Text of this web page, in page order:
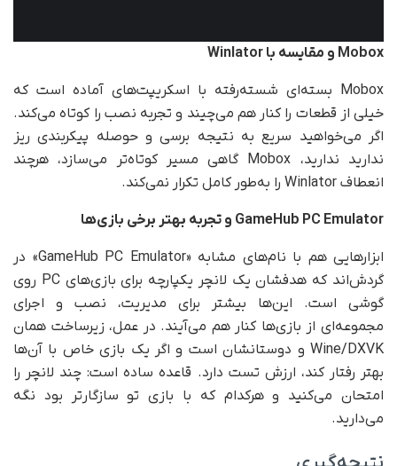
Mobox و مقایسه با
Mobox بسته‌ای شسته‌رفته با اسکریپت‌های آماده است که
خیلی از قطعات را کنار هم می‌چیند و تجربه نصب را کوتاه می‌کند.
اگر می‌خواهید سریع به نتیجه برسی و حوصله پیکربندی ریز
ندارید ندارید، Mobox گاهی مسیر کوتاه‌تر می‌سازد، هرچند
انعطاف Winlator را به‌طور کامل تکرار نمی‌کند.
GameHub PC Emulator و تجربه بهتر برخی بازی‌ها
ابزارهایی هم با نام‌های مشابه «GameHub PC Emulator» در
گردش‌اند که هدفشان یک لانچر یکپارچه برای بازی‌های PC روی
گوشی است. این‌ها بیشتر برای مدیریت، نصب و اجرای
مجموعه‌ای از بازی‌ها کنار هم می‌آیند. در عمل، زیرساخت همان
Wine/DXVK و دوستانشان است و اگر یک بازی خاص با آن‌ها
بهتر رفتار کند، ارزش تست دارد. قاعده ساده است: چند لانچر را
امتحان می‌کنید و هرکدام که با بازی تو سازگارتر بود نگه
می‌دارید.